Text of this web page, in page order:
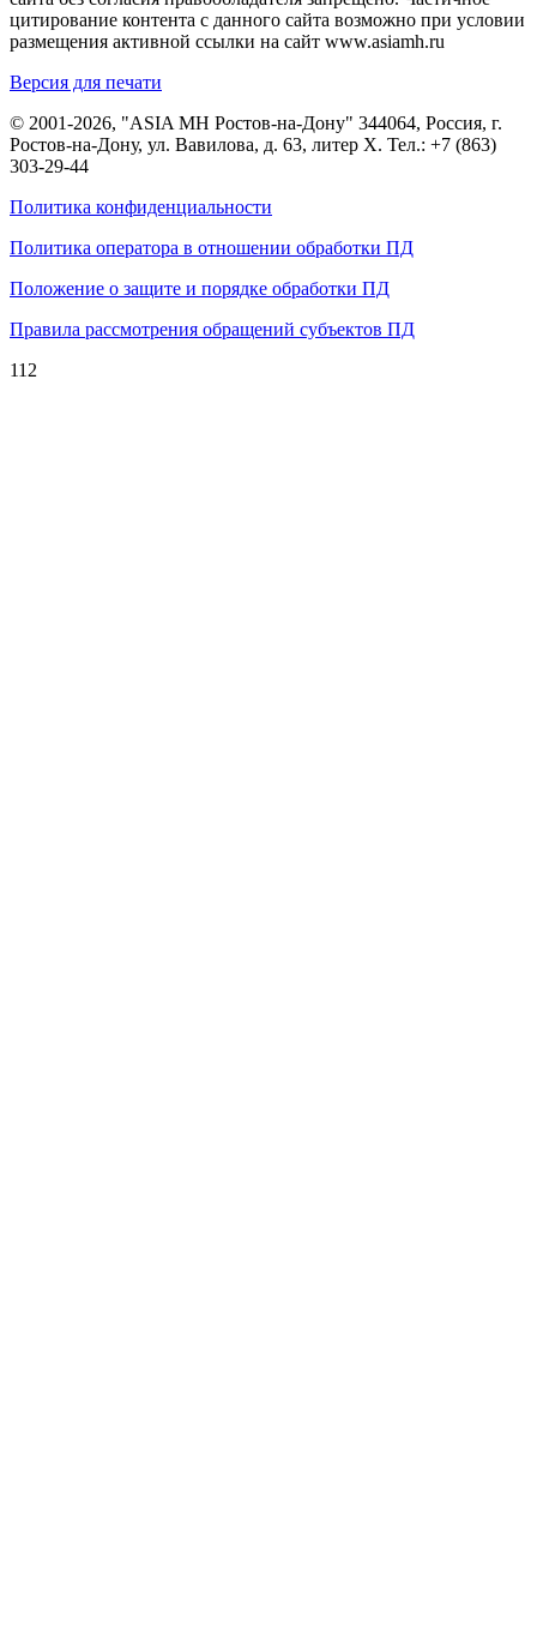
цитирование контента с данного сайта возможно при условии
размещения активной ссылки на сайт www.asiamh.ru
Версия для печати
© 2001-2026, "ASIA MH Ростов-на-Дону" 344064, Россия, г.
Ростов-на-Дону, ул. Вавилова, д. 63, литер Х. Тел.: +7 (863)
303-29-44
Политика конфиденциальности
Политика оператора в отношении обработки ПД
Положение о защите и порядке обработки ПД
Правила рассмотрения обращений субъектов ПД
112